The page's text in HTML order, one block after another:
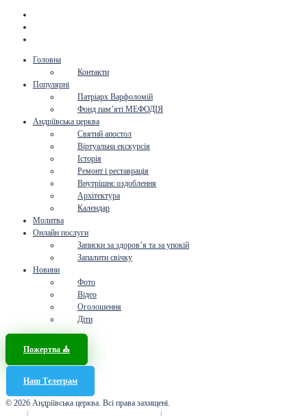
Головна
Контакти
Популярні
Патріарх Варфоломій
Фонд пам’яті МЕФОДІЯ
Андріївська церква
Святий апостол
Віртуальна екскурсія
Історія
Ремонт і реставрація
Внутрішнє оздоблення
Архітектура
Календар
Молитва
Онлайн послуги
Записки за здоров’я та за упокій
Запалити свічку
Новини
Фото
Відео
Оголошення
Діти
Пожертва ⛪️
Наш Телеграм
© 2026 Андріївська церква. Всі права захищені.